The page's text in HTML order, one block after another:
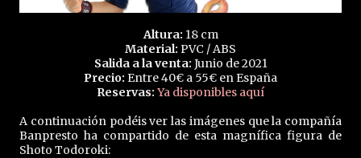
Altura: 18 cm
Material: PVC / ABS
Salida a la venta: Junio de 2021
Precio: Entre 40€ a 55€ en España
Reservas: Ya disponibles aquí
A continuación podéis ver las imágenes que la compañía
Banpresto ha compartido de esta magnífica figura de
Shoto Todoroki: